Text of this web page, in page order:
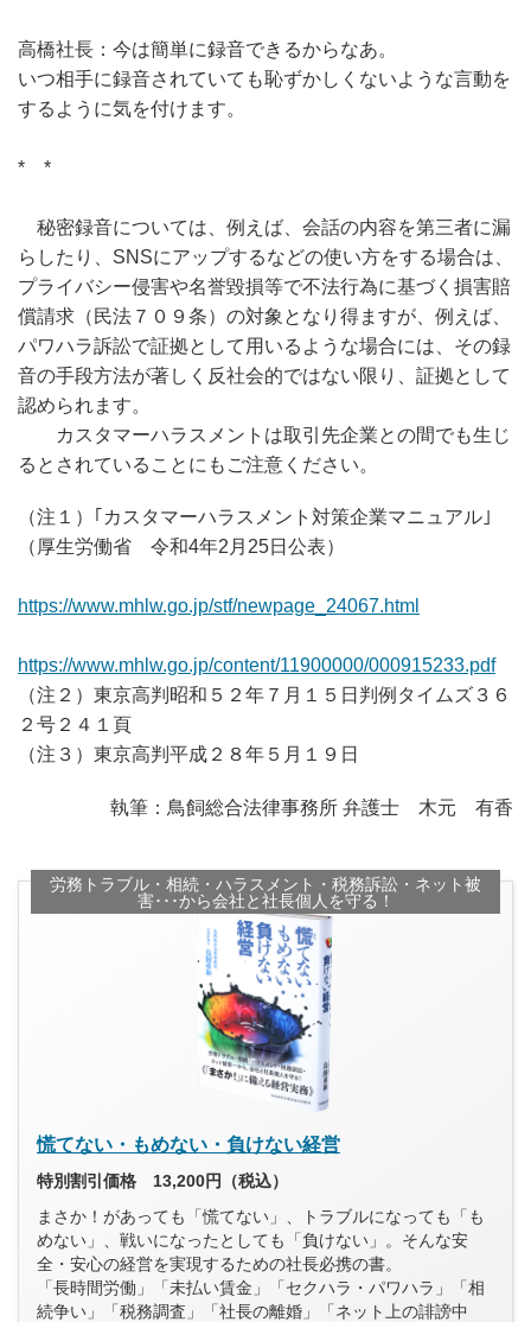
高橋社長：今は簡単に録音できるからなあ。
いつ相手に録音されていても恥ずかしくないような言動を
するように気を付けます。
* *
秘密録音については、例えば、会話の内容を第三者に漏
らしたり、SNSにアップするなどの使い方をする場合は、
プライバシー侵害や名誉毀損等で不法行為に基づく損害賠
償請求（民法７０９条）の対象となり得ますが、例えば、
パワハラ訴訟で証拠として用いるような場合には、その録
音の手段方法が著しく反社会的ではない限り、証拠として
認められます。
カスタマーハラスメントは取引先企業との間でも生じ
るとされていることにもご注意ください。
（注１）｢カスタマーハラスメント対策企業マニュアル｣
（厚生労働省 令和4年2月25日公表）
https://www.mhlw.go.jp/stf/newpage_24067.html
https://www.mhlw.go.jp/content/11900000/000915233.pdf
（注２）東京高判昭和５２年７月１５日判例タイムズ３６
２号２４１頁
（注３）東京高判平成２８年５月１９日
執筆：鳥飼総合法律事務所 弁護士 木元 有香
労務トラブル・相続・ハラスメント・税務訴訟・ネット被
害･･･から会社と社長個人を守る！
慌てない・もめない・負けない経営
特別割引価格 13,200円（税込）
まさか！があっても「慌てない」、トラブルになっても「も
めない」、戦いになったとしても「負けない」。そんな安
全・安心の経営を実現するための社長必携の書。
「長時間労働」「未払い賃金」「セクハラ・パワハラ」「相
続争い」「税務調査」「社長の離婚」「ネット上の誹謗中